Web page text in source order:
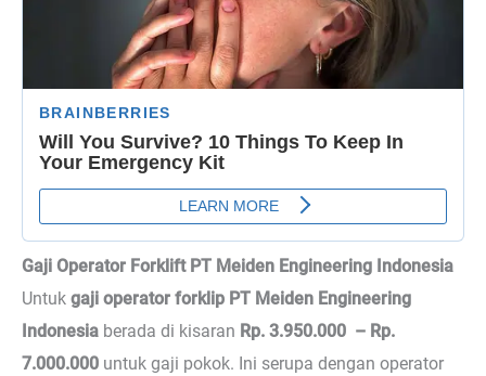
Gaji Operator Forklift PT Meiden Engineering Indonesia
Untuk gaji operator forklip PT Meiden Engineering
Indonesia berada di kisaran Rp. 3.950.000 – Rp.
7.000.000 untuk gaji pokok. Ini serupa dengan operator